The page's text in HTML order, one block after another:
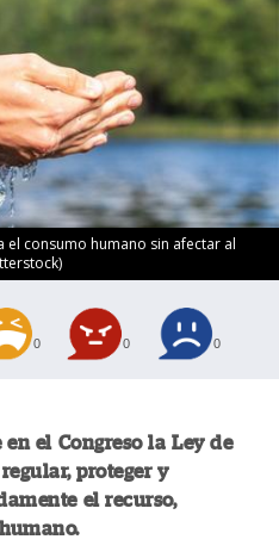
el consumo humano sin afectar al
0 0 0
el Congreso la Ley de
proteger y
el recurso,